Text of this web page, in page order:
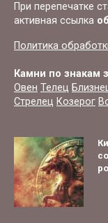
При перепечатке
активная ссылка
Политика
Камни по знакам
Овен Телец
Стрелец Козерог